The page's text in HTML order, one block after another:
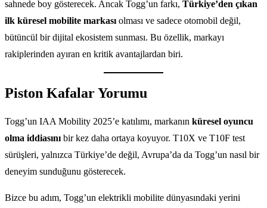
sahnede boy gösterecek. Ancak Togg’un farkı, Türkiye’den çıkan
ilk küresel mobilite markası olması ve sadece otomobil değil,
bütüncül bir dijital ekosistem sunması. Bu özellik, markayı
rakiplerinden ayıran en kritik avantajlardan biri.
Piston Kafalar Yorumu
Togg’un IAA Mobility 2025’e katılımı, markanın küresel oyuncu
olma iddiasını bir kez daha ortaya koyuyor. T10X ve T10F test
sürüşleri, yalnızca Türkiye’de değil, Avrupa’da da Togg’un nasıl bir
deneyim sunduğunu gösterecek.
Bizce bu adım, Togg’un elektrikli mobilite dünyasındaki yerini